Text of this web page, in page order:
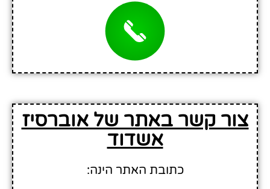
צור קשר באתר של אוברסיז
אשדוד
כתובת האתר הינה: